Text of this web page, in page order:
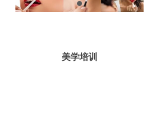
联系我们
美学培训